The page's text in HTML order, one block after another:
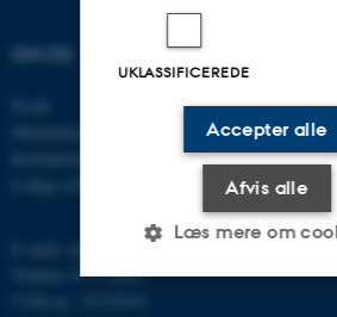
OM OS
Telefon: 8715 0000
Kandidat
Ingeniør
Ph.d.
Efter-
UKLASSIFICEREDE
Accepter alle
Afvis alle
Læs mere om